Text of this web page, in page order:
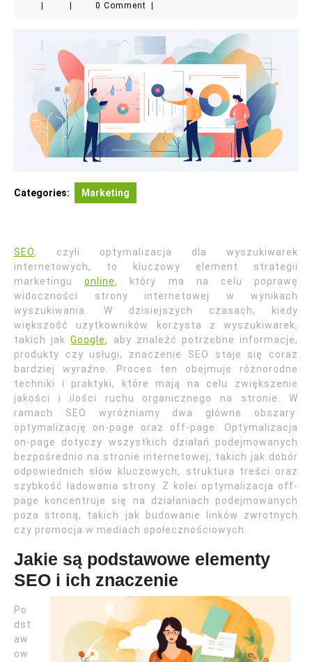
0 Comment
Categories: Marketing
SEO, czyli optymalizacja dla wyszukiwarek
internetowych, to kluczowy element strategii
marketinguonline, który ma na celu poprawę
widoczności strony internetowej w wynikach
wyszukiwania. W dzisiejszych czasach, kiedy
większość użytkowników korzysta z wyszukiwarek,
takich jakGoogle, aby znaleźć potrzebne informacje,
produkty czy usługi, znaczenie SEO staje się coraz
bardziej wyraźne. Proces ten obejmuje różnorodne
techniki i praktyki, które mają na celu zwiększenie
jakości i ilości ruchu organicznego na stronie. W
ramach SEO wyróżniamy dwa główne obszary:
optymalizację on-page oraz off-page. Optymalizacja
on-page dotyczy wszystkich działań podejmowanych
bezpośrednio na stronie internetowej, takich jak dobór
odpowiednich słów kluczowych, struktura treści oraz
szybkość ładowania strony. Z kolei optymalizacja off-
page koncentruje się na działaniach podejmowanych
poza stroną, takich jak budowanie linków zwrotnych
czy promocja w mediach społecznościowych.
Jakie są podstawowe elementy
SEO i ich znaczenie
Po
dst
aw
ow